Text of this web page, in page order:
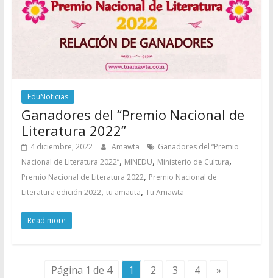
EduNoticias
Ganadores del “Premio Nacional de
Literatura 2022”
4 diciembre, 2022 Amawta
Ganadores del “Premio
Nacional de Literatura 2022”, MINEDU, Ministerio de Cultura,
Premio Nacional de Literatura 2022, Premio Nacional de
Literatura edición 2022, tu amauta, Tu Amawta
Read more
Página 1 de 4 1 2 3 4 »